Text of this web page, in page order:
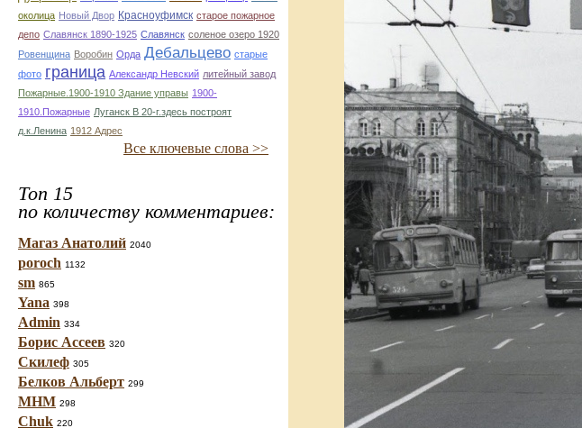
околица Новый Двор Красноуфимск старое пожарное
депо Славянск 1890-1925 Славянск соленое озеро 1920
Ровенщина Воробин Орда Дебальцево старые
фото граница Александр Невский литейный завод
Пожарные.1900-1910 Здание управы 1900-
1910.Пожарные Луганск В 20-г.здесь построят
д.к.Ленина 1912 Адрес
Все ключевые слова >>
Топ 15
по количеству комментариев:
Магаз Анатолий 2040
poroch 1132
sm 865
Yana 398
Admin 334
Борис Ассеев 320
Скилеф 305
Белков Альберт 299
МНМ 298
Chuk 220